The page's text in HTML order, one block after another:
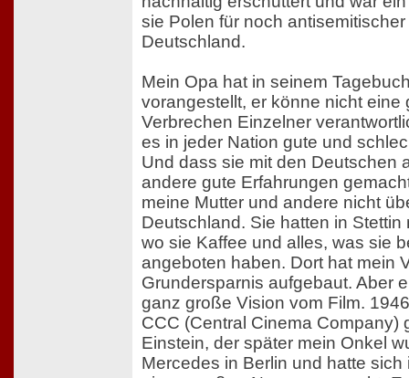
sie Polen für noch
Deutschland.
Mein Opa hat in seinem
vorangestellt, er könne nicht eine
Verbrechen Einzelner
es in jeder Nation gute und
Und dass sie mit den Deutschen
andere gute Erfahrungen
meine Mutter und andere nicht
Deutschland. Sie hatten in
wo sie Kaffee und alles, was sie
angeboten haben. Dort hat mein
Grundersparnis aufgebaut. Aber
ganz große Vision vom Film.
CCC (Central Cinema Company)
Einstein, der später mein Onkel
Mercedes in Berlin und hatte